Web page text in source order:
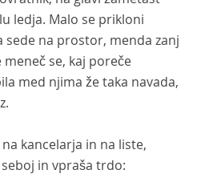
ledja. Malo se prikloni
na prostor, menda zanj
se, kaj poreče
med njima že taka navada,
kancelarja in na liste,
in vpraša trdo: